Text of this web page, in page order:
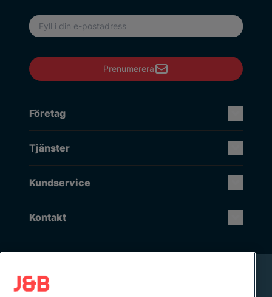
E-postadress
Prenumerera
Företag
Tjänster
Kundservice
Kontakt
Rikstäckande installation & service
Lager i Sverige